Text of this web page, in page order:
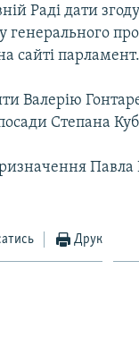
Раді дати
генерального
сайті парламент.
Валерію
Степана
Павла
Друк